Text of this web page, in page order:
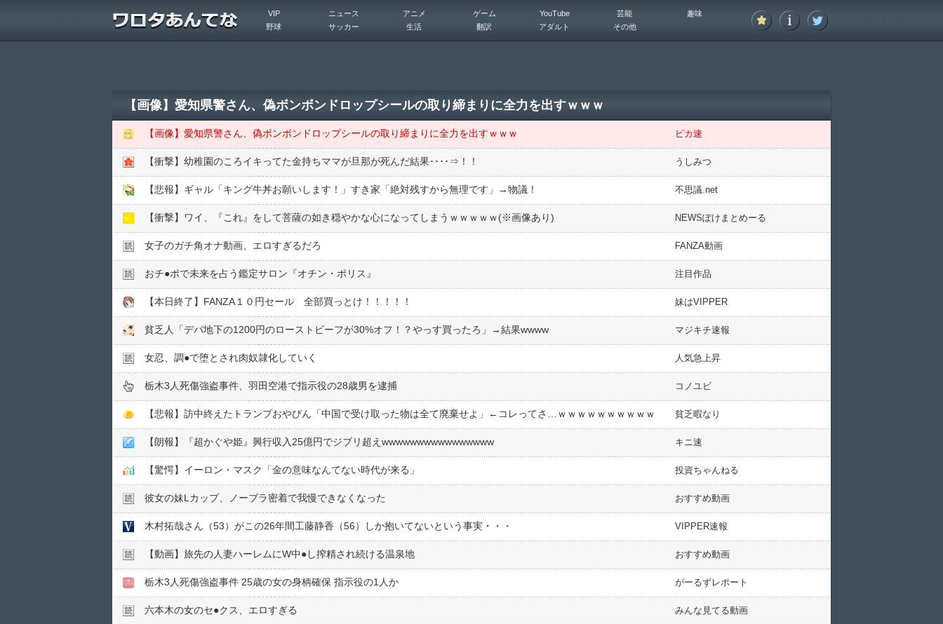
VIP ニュース アニメ ゲーム YouTube 芸能
趣味
野球
サッカー 生活 翻訳 アダルト その他
【画像】愛知県警さん、偽ボンボンドロップシールの取り締まりに全力を出すｗｗｗ
【画像】愛知県警さん、偽ボンボンドロップシールの取り締まりに全力を出すｗｗｗ ピカ速
【衝撃】幼稚園のころイキってた金持ちママが旦那が死んだ結果････⇒！！ うしみつ
【悲報】ギャル「キング牛丼お願いします！」すき家「絶対残すから無理です」→物議！ 不思議.net
【衝撃】ワイ、『これ』をして菩薩の如き穏やかな心になってしまうｗｗｗｗｗ(※画像あり) NEWSぽけまとめーる
女子のガチ角オナ動画、エロすぎるだろ FANZA動画
おチ●︎ポで未来を占う鑑定サロン『オチン・ポリス』 注目作品
【本日終了】FANZA１０円セール 全部買っとけ！！！！！ 妹はVIPPER
貧乏人「デパ地下の1200円のローストビーフが30%オフ！？やっす買ったろ」→結果wwww マジキチ速報
女忍、調●︎で堕とされ肉奴隷化していく 人気急上昇
栃木3人死傷強盗事件、羽田空港で指示役の28歳男を逮捕 コノユビ
【悲報】訪中終えたトランプおやびん「中国で受け取った物は全て廃棄せよ」←コレってさ…ｗｗｗｗｗｗｗｗｗｗ 貧乏暇なり
【朗報】『超かぐや姫』興行収入25億円でジブリ超えwwwwwwwwwwwwwwww キニ速
【驚愕】イーロン・マスク「金の意味なんてない時代が来る」 投資ちゃんねる
彼女の妹Lカップ、ノーブラ密着で我慢できなくなった おすすめ動画
木村拓哉さん（53）がこの26年間工藤静香（56）しか抱いてないという事実・・・ VIPPER速報
【動画】旅先の人妻ハーレムにW中●︎し搾精され続ける温泉地 おすすめ動画
栃木3人死傷強盗事件 25歳の女の身柄確保 指示役の1人か がーるずレポート
六本木の女のセ●︎クス、エロすぎる みんな見てる動画